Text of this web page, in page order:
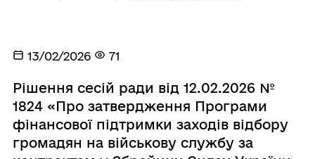
13/02/2026 71
Рішення сесій ради від 12.02.2026 №
1824 «Про затвердження Програми
фінансової підтримки заходів відбору
громадян на військову службу за